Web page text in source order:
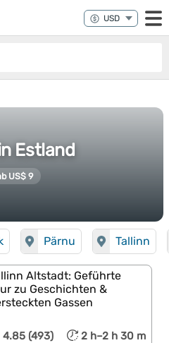
Estland
US$ 9
Pärnu Tallinn
Altstadt: Geführte
zu Geschichten &
Gassen
4.85 (493) 2 h–2 h 30 m